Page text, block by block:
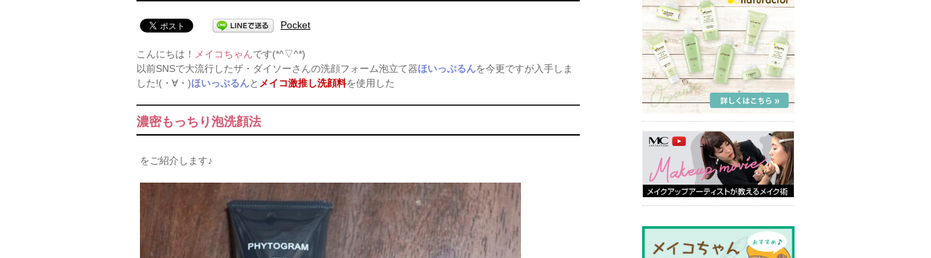
Pocket
こんにちは！ メイコちゃんです(*^▽^*)
以前SNSで大流行したザ・ダイソーさんの洗顔フォーム泡立て器ほいっぷるんを今更ですが入手しま
した!(・∀・)ほいっぷるんと メイコ激推し洗顔料を使用した
濃密もっちり泡洗顔法
をご紹介します♪